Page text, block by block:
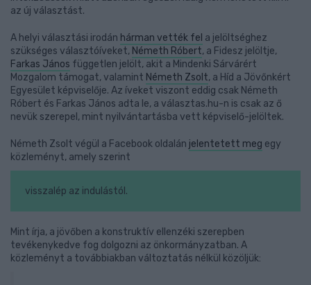
az új választást.
A helyi választási irodán hárman vették fel a jelöltséghez
szükséges választóíveket, Németh Róbert, a Fidesz jelöltje,
Farkas János független jelölt, akit a Mindenki Sárvárért
Mozgalom támogat, valamint Németh Zsolt, a Híd a Jövőnkért
Egyesület képviselője. Az íveket viszont eddig csak Németh
Róbert és Farkas János adta le, a választas.hu-n is csak az ő
nevük szerepel, mint nyilvántartásba vett képviselő-jelöltek.
Németh Zsolt végül a Facebook oldalán jelentetett meg egy
közleményt, amely szerint
visszalép az indulástól.
Mint írja, a jövőben a konstruktív ellenzéki szerepben
tevékenykedve fog dolgozni az önkormányzatban. A
közleményt a továbbiakban változtatás nélkül közöljük: